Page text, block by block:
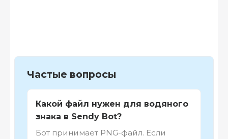
Частые вопросы
Какой файл нужен для водяного
знака в Sendy Bot?
Бот принимает PNG-файл. Если